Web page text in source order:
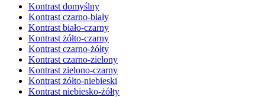
Kontrast domyślny
Kontrast czarno-biały
Kontrast biało-czarny
Kontrast żółto-czarny
Kontrast czarno-żółty
Kontrast czarno-zielony
Kontrast zielono-czarny
Kontrast żółto-niebieski
Kontrast niebiesko-żółty